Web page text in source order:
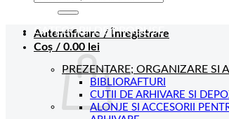
Autentificare / Înregistrare
Coș / 0.00 lei
CATEGORII DE PRODUSE
PREZENTARE; ORGANIZARE SI
BIBLIORAFTURI
CUTII DE ARHIVARE SI
ALONJE SI ACCESORII